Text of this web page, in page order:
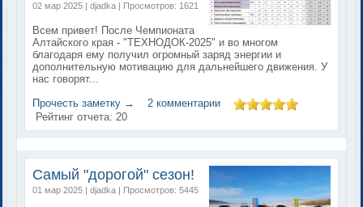
02 мар 2025 | djadka | Просмотров: 1621
Всем привет! После Чемпионата
Алтайского края - "ТЕХНОДОК-2025" и во многом
благодаря ему получил огромный заряд энергии и
дополнительную мотивацию для дальнейшего движения. У
нас говорят...
Прочесть заметку →
2 комментарии
Рейтинг отчета: 20
Самый "дорогой" сезон!
01 мар 2025 | djadka | Просмотров: 5445